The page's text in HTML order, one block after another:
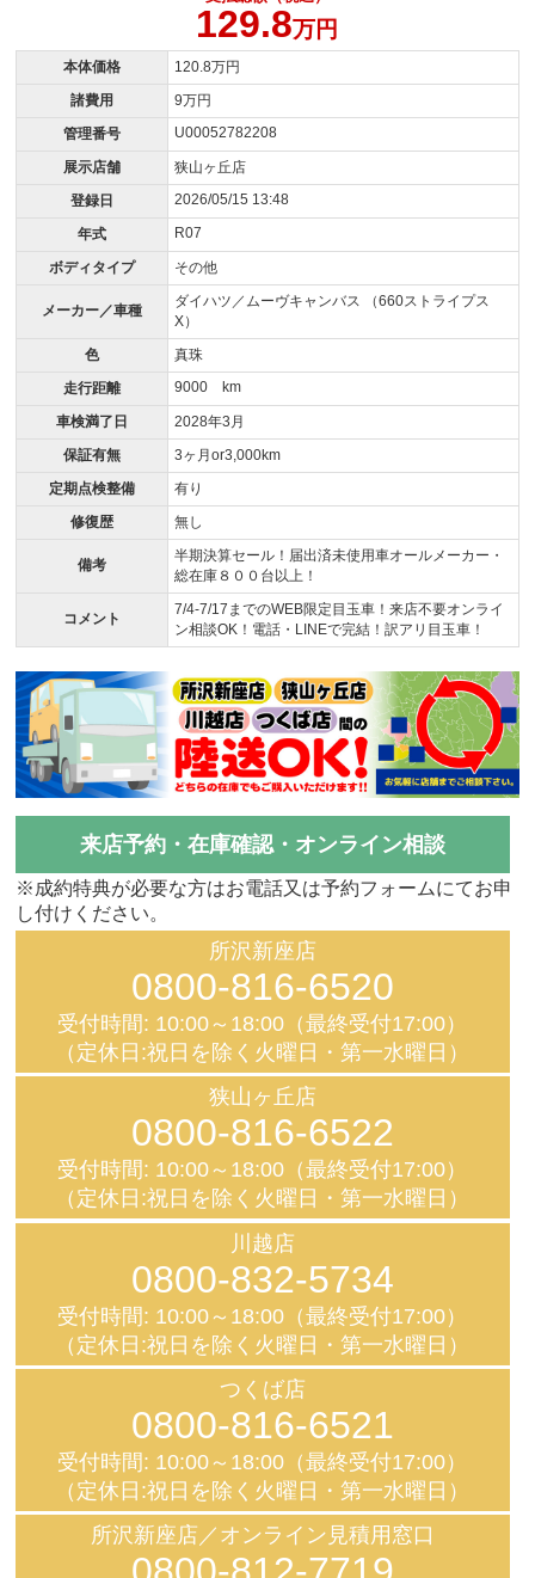
129.8万円
本体価格
120.8万円
諸費用
9万円
管理番号
U00052782208
展示店舗
狭山ヶ丘店
登録日
2026/05/15 13:48
年式 R07
ボディタイプ その他
メーカー／車種
ダイハツ／ムーヴキャンバス （660ストライプス
X）
色
真珠
走行距離
9000 km
車検満了日
2028年3月
保証有無
3ヶ月or3,000km
定期点検整備
有り
修復歴
無し
備考
半期決算セール！届出済未使用車オールメーカー・
総在庫８００台以上！
コメント
7/4-7/17までのWEB限定目玉車！来店不要オンライ
ン相談OK！電話・LINEで完結！訳アリ目玉車！
来店予約・在庫確認・オンライン相談
※成約特典が必要な方はお電話又は予約フォームにてお申
し付けください。
所沢新座店
0800-816-6520
受付時間: 10:00～18:00（最終受付17:00）
（定休日:祝日を除く火曜日・第一水曜日）
狭山ヶ丘店
0800-816-6522
受付時間: 10:00～18:00（最終受付17:00）
（定休日:祝日を除く火曜日・第一水曜日）
川越店
0800-832-5734
受付時間: 10:00～18:00（最終受付17:00）
（定休日:祝日を除く火曜日・第一水曜日）
つくば店
0800-816-6521
受付時間: 10:00～18:00（最終受付17:00）
（定休日:祝日を除く火曜日・第一水曜日）
所沢新座店／オンライン見積用窓口